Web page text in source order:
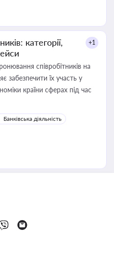
категорії,
+1
співробітників на
забезпечити їх участь у
країни сферах під час
Банківська діяльність